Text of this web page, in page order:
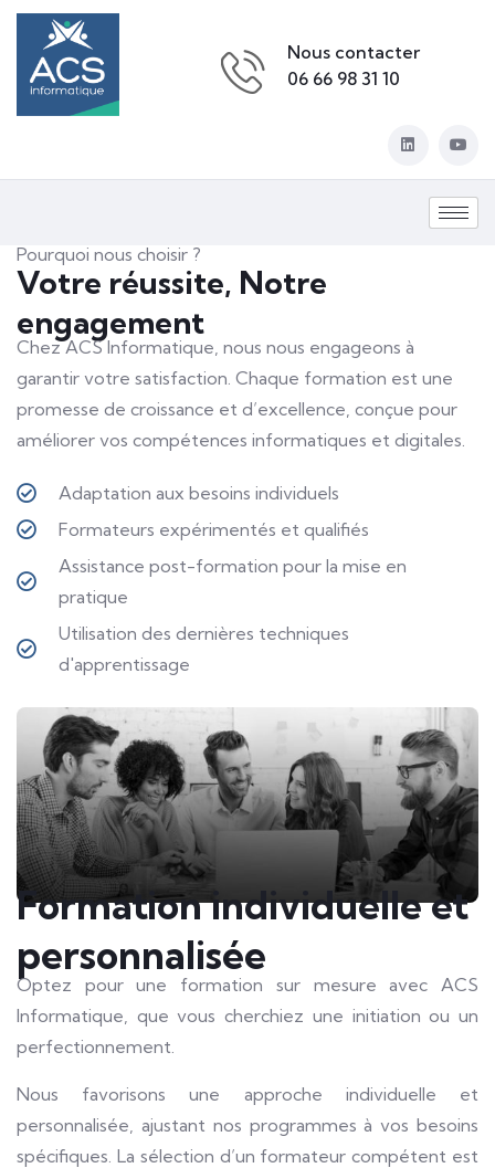
Nous contacter
06 66 98 31 10
Pourquoi nous choisir ?
Votre réussite, Notre
engagement
Chez ACS Informatique, nous nous engageons à
garantir votre satisfaction. Chaque formation est une
promesse de croissance et d’excellence, conçue pour
améliorer vos compétences informatiques et digitales.
Adaptation aux besoins individuels
Formateurs expérimentés et qualifiés
Assistance post-formation pour la mise en
pratique
Utilisation des dernières techniques
d'apprentissage
Formation individuelle et
personnalisée​
Optez pour une formation sur mesure avec ACS
Informatique, que vous cherchiez une initiation ou un
perfectionnement.
Nous favorisons une approche individuelle et
personnalisée, ajustant nos programmes à vos besoins
spécifiques. La sélection d’un formateur compétent est